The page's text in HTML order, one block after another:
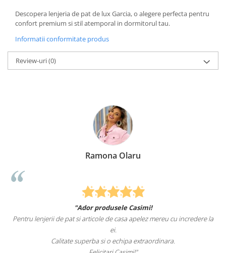
Descopera lenjeria de pat de lux Garcia, o alegere perfecta pentru
confort premium si stil atemporal in dormitorul tau.
Informatii conformitate produs
Review-uri(0)
Ramona Olaru
"Ador produsele Casimi!
Pentru lenjerii de pat si articole de casa apelez mereu cu incredere la
ei.
Calitate superba si o echipa extraordinara.